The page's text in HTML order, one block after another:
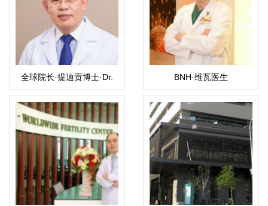
全球院长·提迪贡博士·Dr.
Thitikorn wanichkul M.D
BNH·维瓦医生